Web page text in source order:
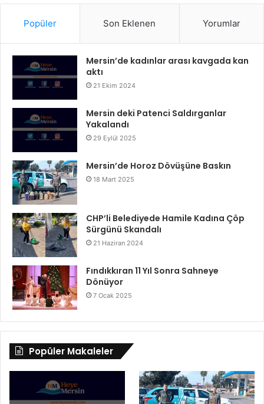
Popüler Son Eklenen Yorumlar
Mersin’de kadınlar arası kavgada kan
aktı
21 Ekim 2024
Mersin deki Patenci Saldırganlar
Yakalandı
29 Eylül 2025
Mersin’de Horoz Dövüşüne Baskın
18 Mart 2025
CHP’li Belediyede Hamile Kadına Çöp
Sürgünü Skandalı
21 Haziran 2024
Fındıkkıran 11 Yıl Sonra Sahneye
Dönüyor
7 Ocak 2025
Popüler Makaleler